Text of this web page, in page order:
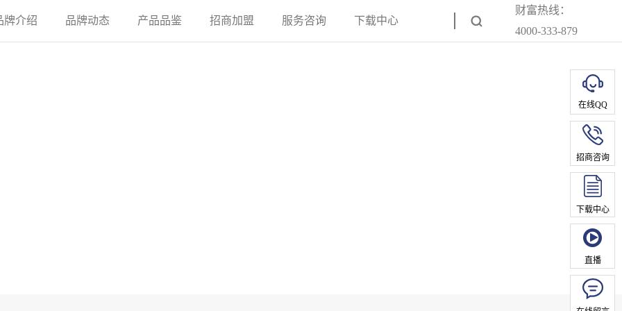
牌介绍 品牌动态 产品品鉴 招商加盟 服务咨询 下载中心
财富热线：
4000-333-879
在线QQ
招商咨询
下载中心
直播